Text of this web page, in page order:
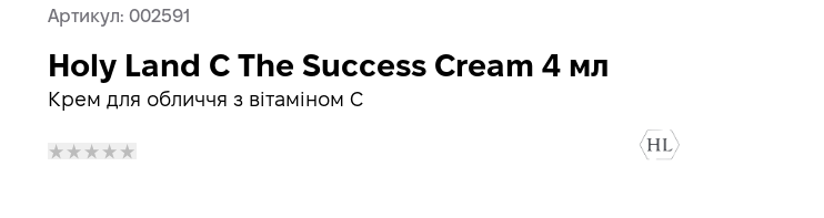
Артикул:002591
Крем для обличчя з вітаміном С
Holy Land C The Success Cream 4 мл